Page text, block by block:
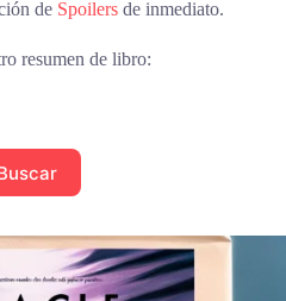
de Spoilers de inmediato.
resumen de libro: